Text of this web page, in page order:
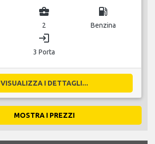
business_center
2
local_gas_station
Benzina
login
3 Porta
VISUALIZZA I DETTAGLI...
MOSTRA I PREZZI